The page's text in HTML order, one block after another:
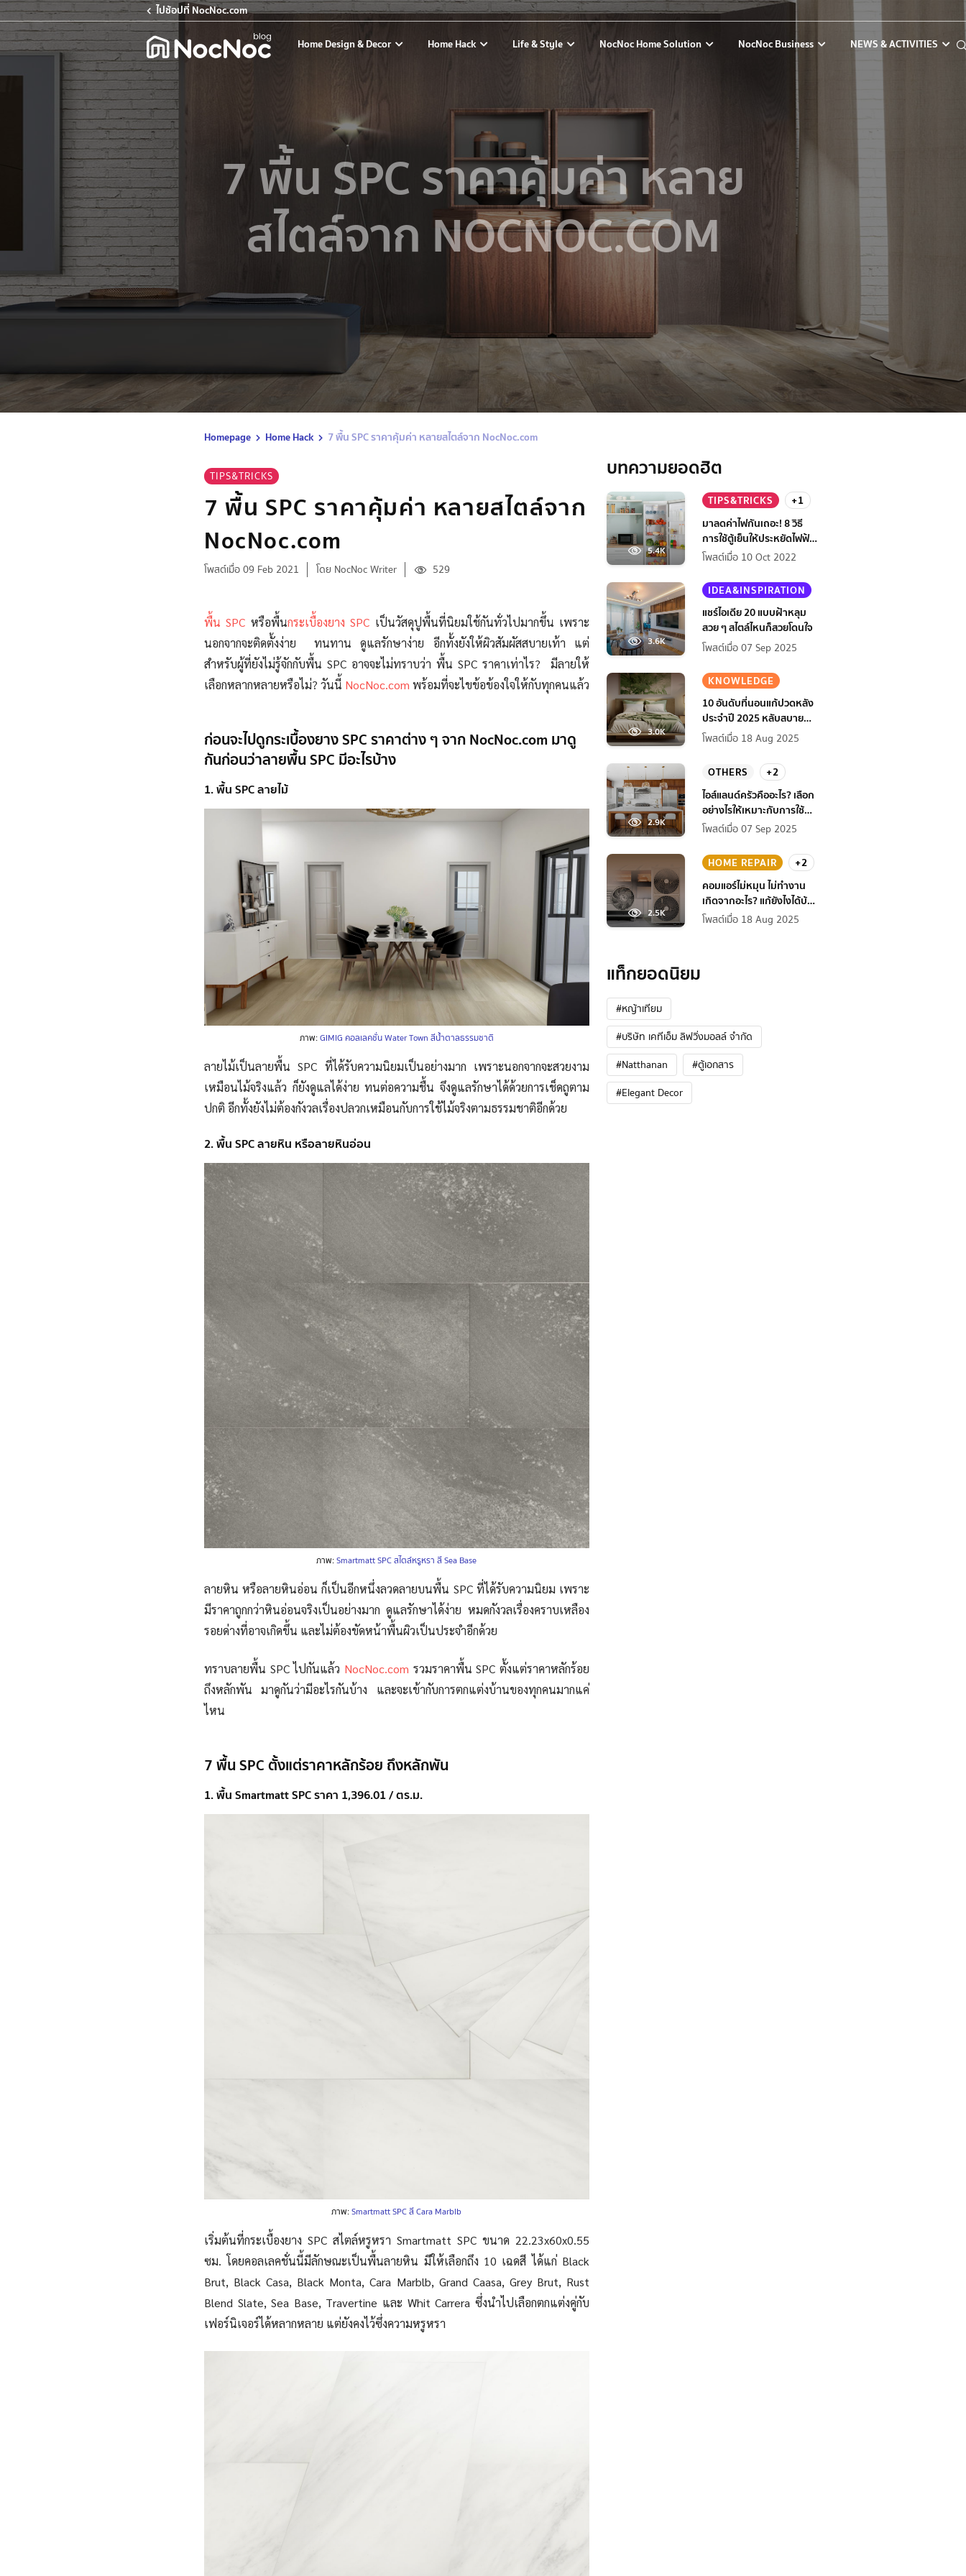
ไปช้อปที่ NocNoc.com
Home Design & Decor Home Hack Life & Style NocNoc Home Solution NocNoc Business NEWS & ACTIVITIES
7 พื้น SPC ราคาคุ้มค่า หลาย
สไตล์จาก NOCNOC.COM
Homepage Home Hack 7 พื้น SPC ราคาคุ้มค่า หลายสไตล์จาก NocNoc.com
TIPS&TRICKS
7 พื้น SPC ราคาคุ้มค่า หลายสไตล์จาก
NocNoc.com
โพสต์เมื่อ 09 Feb 2021 โดย NocNoc Writer 529
พื้น SPC หรือพื้นกระเบื้องยาง SPC เป็นวัสดุปูพื้นที่นิยมใช้กันทั่วไปมากขึ้น เพราะ
นอกจากจะติดตั้งง่าย ทนทาน ดูแลรักษาง่าย อีกทั้งยังให้ผิวสัมผัสสบายเท้า แต่
สำหรับผู้ที่ยังไม่รู้จักกับพื้น SPC อาจจะไม่ทราบว่า พื้น SPC ราคาเท่าไร? มีลายให้
เลือกหลากหลายหรือไม่? วันนี้ NocNoc.com พร้อมที่จะไขข้อข้องใจให้กับทุกคนแล้ว
ก่อนจะไปดูกระเบื้องยาง SPC ราคาต่าง ๆ จาก NocNoc.com มาดู
กันก่อนว่าลายพื้น SPC มีอะไรบ้าง
1. พื้น SPC ลายไม้
ภาพ:GIMIG คอลเลคชั่น Water Town สีน้ำตาลธรรมชาติ
ลายไม้เป็นลายพื้น SPC ที่ได้รับความนิยมเป็นอย่างมาก เพราะนอกจากจะสวยงาม
เหมือนไม้จริงแล้ว ก็ยังดูแลได้ง่าย ทนต่อความชื้น จึงดูแลรักษาได้ด้วยการเช็ดถูตาม
ปกติ อีกทั้งยังไม่ต้องกังวลเรื่องปลวกเหมือนกับการใช้ไม้จริงตามธรรมชาติอีกด้วย
2. พื้น SPC ลายหิน หรือลายหินอ่อน
ภาพ:Smartmatt SPC สไตล์หรูหรา สี Sea Base
ลายหิน หรือลายหินอ่อน ก็เป็นอีกหนึ่งลวดลายบนพื้น SPC ที่ได้รับความนิยม เพราะ
มีราคาถูกกว่าหินอ่อนจริงเป็นอย่างมาก ดูแลรักษาได้ง่าย หมดกังวลเรื่องคราบเหลือง
รอยด่างที่อาจเกิดขึ้น และไม่ต้องขัดหน้าพื้นผิวเป็นประจำอีกด้วย
ทราบลายพื้น SPC ไปกันแล้ว NocNoc.com รวมราคาพื้น SPC ตั้งแต่ราคาหลักร้อย
ถึงหลักพัน มาดูกันว่ามีอะไรกันบ้าง และจะเข้ากับการตกแต่งบ้านของทุกคนมากแค่
ไหน
7 พื้น SPC ตั้งแต่ราคาหลักร้อย ถึงหลักพัน
1. พื้น Smartmatt SPC ราคา 1,396.01 / ตร.ม.
ภาพ:Smartmatt SPC สี Cara Marblb
เริ่มต้นที่กระเบื้องยาง SPC สไตล์หรูหรา Smartmatt SPC ขนาด 22.23x60x0.55
ซม. โดยคอลเลคชั่นนี้มีลักษณะเป็นพื้นลายหิน มีให้เลือกถึง 10 เฉดสี ได้แก่ Black
Brut, Black Casa, Black Monta, Cara Marblb, Grand Caasa, Grey Brut, Rust
Blend Slate, Sea Base, Travertine และ Whit Carrera ซึ่งนำไปเลือกตกแต่งคู่กับ
เฟอร์นิเจอร์ได้หลากหลาย แต่ยังคงไว้ซึ่งความหรูหรา
บทความยอดฮิต
5.4K
TIPS&TRICKS
+1
มาลดค่าไฟกันเถอะ! 8 วิธี
การใช้ตู้เย็นให้ประหยัดไฟฟ้า
กว่าเดิม
โพสต์เมื่อ 10 Oct 2022
3.6K
IDEA&INSPIRATION
แชร์ไอเดีย 20 แบบฝ้าหลุม
สวย ๆ สไตล์ไหนก็สวยโดนใจ
โพสต์เมื่อ 07 Sep 2025
3.0K
KNOWLEDGE
10 อันดับที่นอนแก้ปวดหลัง
ประจำปี 2025 หลับสบาย
สุขภาพดียิ่งกว่าเดิม
โพสต์เมื่อ 18 Aug 2025
2.9K
OTHERS
+2
ไอส์แลนด์ครัวคืออะไร? เลือก
อย่างไรให้เหมาะกับการใช้
งานที่บ้าน
โพสต์เมื่อ 07 Sep 2025
2.5K
HOME REPAIR
+2
คอมแอร์ไม่หมุน ไม่ทํางาน
เกิดจากอะไร? แก้ยังไงได้บ้าง
ก่อนแอร์พัง!
โพสต์เมื่อ 18 Aug 2025
แท็กยอดนิยม
#หญ้าเทียม
#บริษัท เคทีเอ็ม ลิฟวิ่งมอลล์ จำกัด
#Natthanan
#ตู้เอกสาร
#Elegant Decor